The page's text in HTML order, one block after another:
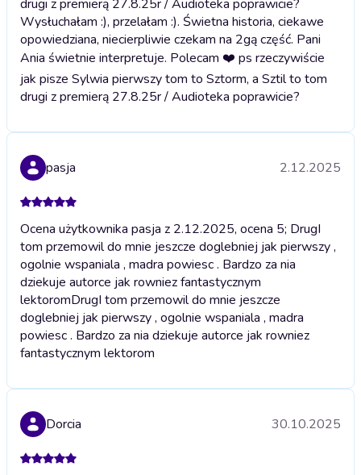
drugi z premierą 27.8.25r / Audioteka poprawicie?
Wysłuchałam :), przelałam :). Świetna historia, ciekawe
opowiedziana, niecierpliwie czekam na 2gą część. Pani
Ania świetnie interpretuje. Polecam ❤️ ps rzeczywiście
jak pisze Sylwia pierwszy tom to Sztorm, a Sztil to tom
drugi z premierą 27.8.25r / Audioteka poprawicie?
pasja 2.12.2025
Ocena użytkownika pasja z 2.12.2025, ocena 5; DrugI
tom przemowil do mnie jeszcze doglebniej jak pierwszy ,
ogolnie wspaniala , madra powiesc . Bardzo za nia
dziekuje autorce jak rowniez fantastycznym
lektoromDrugI tom przemowil do mnie jeszcze
doglebniej jak pierwszy , ogolnie wspaniala , madra
powiesc . Bardzo za nia dziekuje autorce jak rowniez
fantastycznym lektorom
Dorcia 30.10.2025